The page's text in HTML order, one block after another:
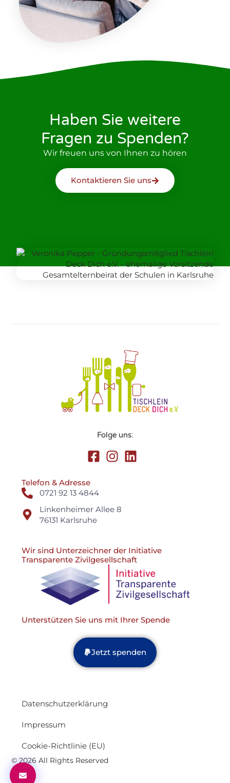
Haben Sie weitere
Fragen zu Spenden?
Wir freuen uns von Ihnen zu hören
Kontaktieren Sie uns
Folge uns:
Telefon & Adresse
0721 92 13 4844
Linkenheimer Allee 8
76131 Karlsruhe​
Wir sind Unterzeichner der Initiative
Transparente Zivilgesellschaft
Unterstützen Sie uns mit Ihrer Spende
Jetzt spenden
Datenschutzerklärung
Impressum
Cookie-Richtlinie (EU)
© 2026 All Rights Reserved